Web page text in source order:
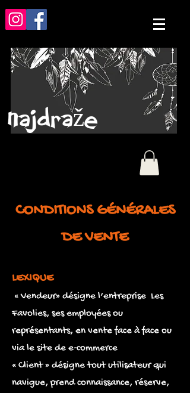
najdraže
CONDITIONS GÉNÉRALES
DE VENTE
LEXIQUE
« Vendeur» désigne l’entreprise Les
Favolies, ses employées ou
représentants, en vente face à face ou
via le site de e-commerce
« Client » désigne tout utilisateur qui
navigue, prend connaissance, réserve,